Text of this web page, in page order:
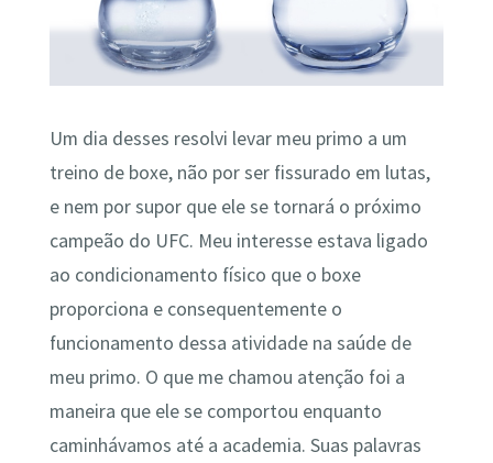
Um dia desses resolvi levar meu primo a um
treino de boxe, não por ser fissurado em lutas,
e nem por supor que ele se tornará o próximo
campeão do UFC. Meu interesse estava ligado
ao condicionamento físico que o boxe
proporciona e consequentemente o
funcionamento dessa atividade na saúde de
meu primo. O que me chamou atenção foi a
maneira que ele se comportou enquanto
caminhávamos até a academia. Suas palavras